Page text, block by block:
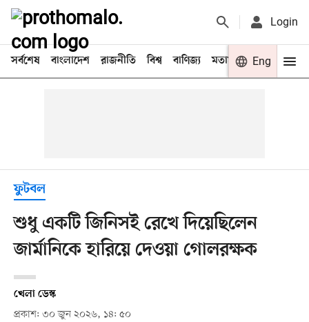
Login
সর্বশেষ বাংলাদেশ রাজনীতি বিশ্ব বাণিজ্য মতামত খেলা
Eng
ফুটবল
শুধু একটি জিনিসই রেখে দিয়েছিলেন
জার্মানিকে হারিয়ে দেওয়া গোলরক্ষক
খেলা ডেস্ক
প্রকাশ: ৩০ জুন ২০২৬, ১৪: ৫০